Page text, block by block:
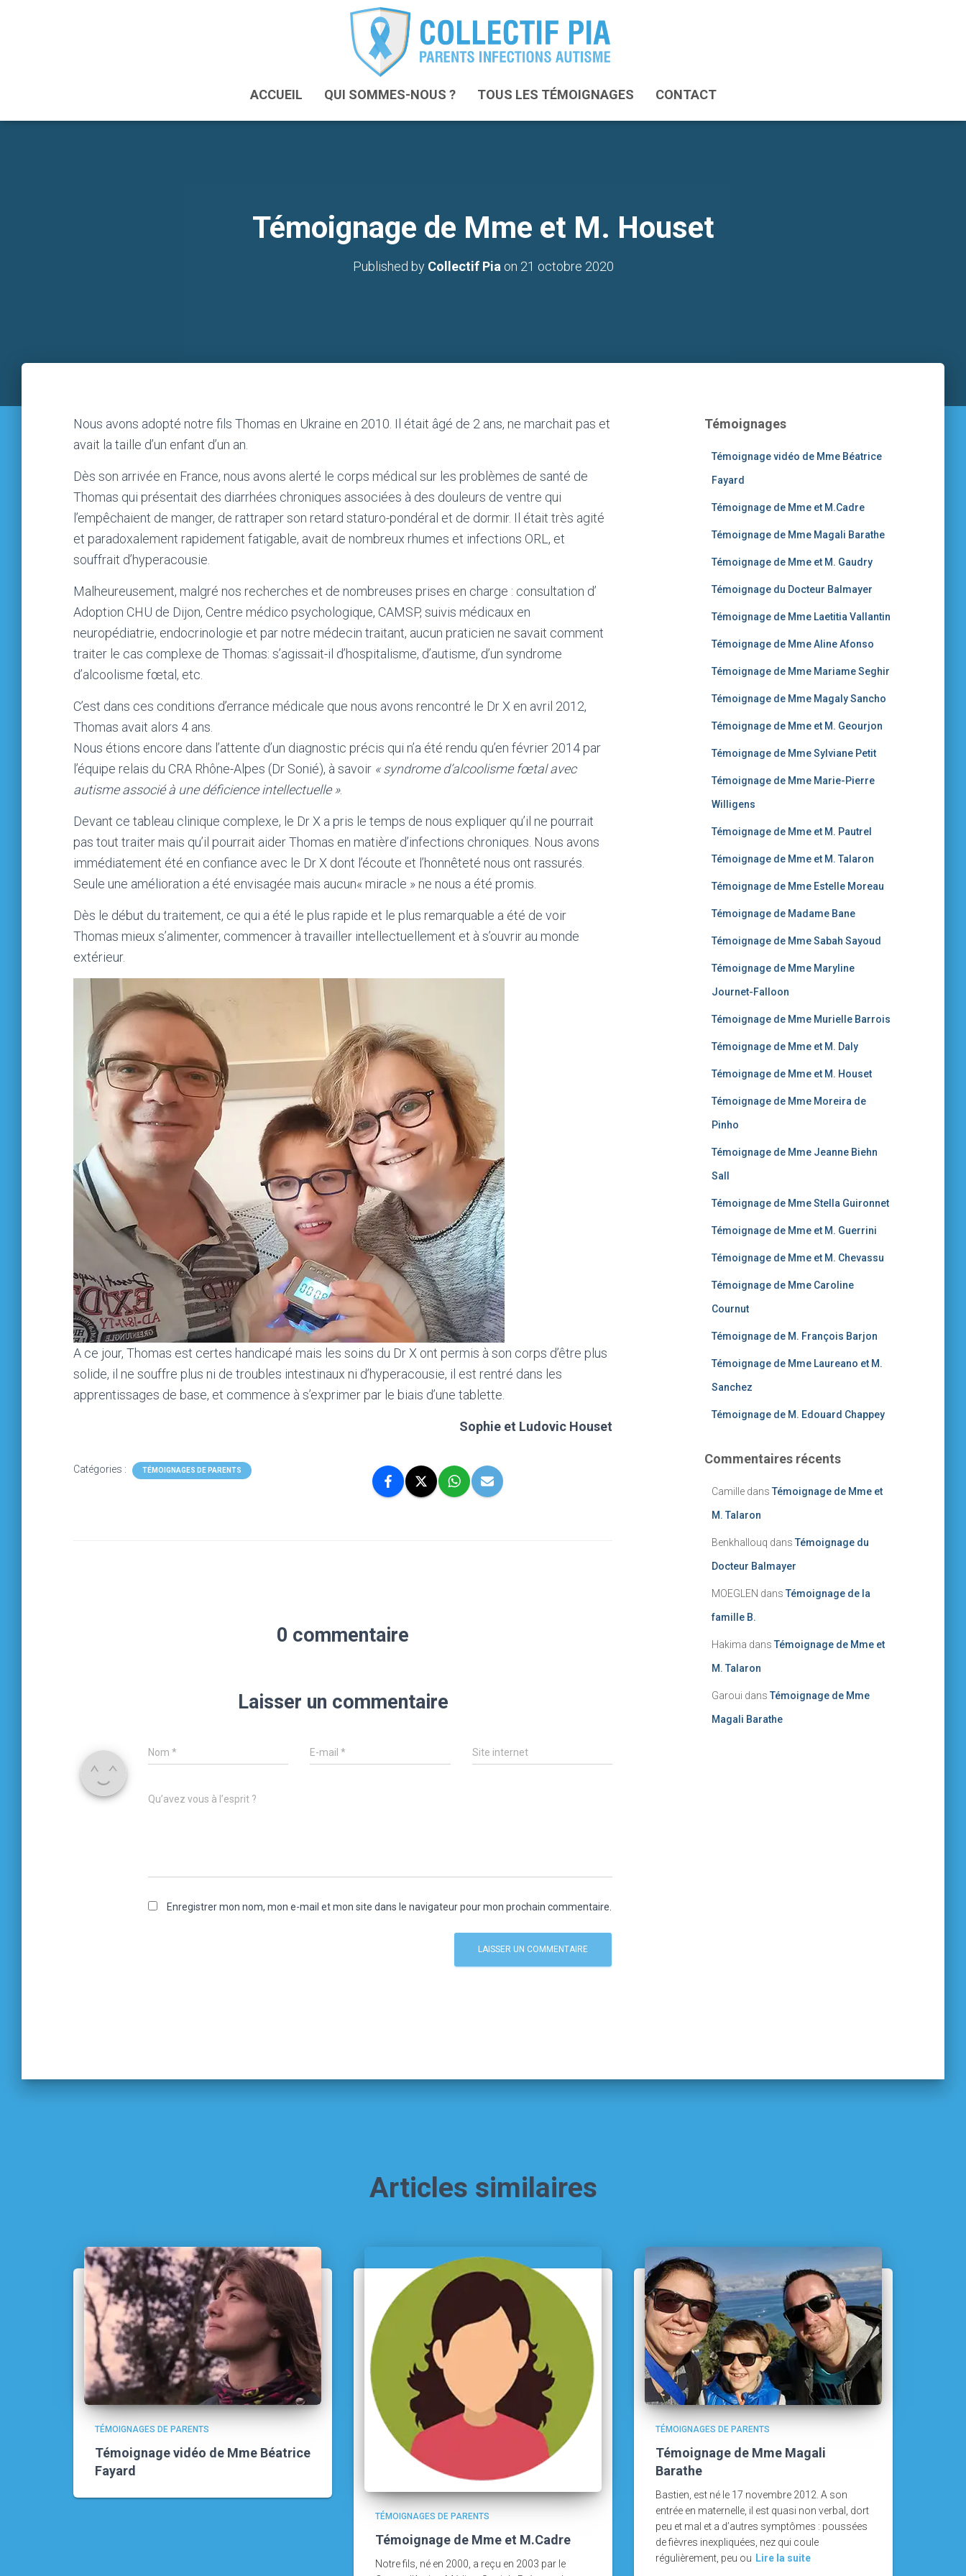
ACCUEIL QUI SOMMES-NOUS ? TOUS LES TÉMOIGNAGES CONTACT
Témoignage de Mme et M. Houset
Published by Collectif Piaon 21 octobre 2020
Nous avons adopté notre fils Thomas en Ukraine en 2010. Il était âgé de 2 ans, ne marchait pas et
avait la taille d’un enfant d’un an.
Dès son arrivée en France, nous avons alerté le corps médical sur les problèmes de santé de
Thomas qui présentait des diarrhées chroniques associées à des douleurs de ventre qui
l’empêchaient de manger, de rattraper son retard staturo-pondéral et de dormir. Il était très agité
et paradoxalement rapidement fatigable, avait de nombreux rhumes et infections ORL, et
souffrait d’hyperacousie.
Malheureusement, malgré nos recherches et de nombreuses prises en charge : consultation d’
Adoption CHU de Dijon, Centre médico psychologique, CAMSP, suivis médicaux en
neuropédiatrie, endocrinologie et par notre médecin traitant, aucun praticien ne savait comment
traiter le cas complexe de Thomas: s’agissait-il d’hospitalisme, d’autisme, d’un syndrome
d’alcoolisme fœtal, etc.
C’est dans ces conditions d’errance médicale que nous avons rencontré le Dr X en avril 2012,
Thomas avait alors 4 ans.
Nous étions encore dans l’attente d’un diagnostic précis qui n’a été rendu qu’en février 2014 par
l’équipe relais du CRA Rhône-Alpes (Dr Sonié), à savoir « syndrome d’alcoolisme fœtal avec
autisme associé à une déficience intellectuelle ».
Devant ce tableau clinique complexe, le Dr X a pris le temps de nous expliquer qu’il ne pourrait
pas tout traiter mais qu’il pourrait aider Thomas en matière d’infections chroniques. Nous avons
immédiatement été en confiance avec le Dr X dont l’écoute et l’honnêteté nous ont rassurés.
Seule une amélioration a été envisagée mais aucun« miracle » ne nous a été promis.
Dès le début du traitement, ce qui a été le plus rapide et le plus remarquable a été de voir
Thomas mieux s’alimenter, commencer à travailler intellectuellement et à s’ouvrir au monde
extérieur.
A ce jour, Thomas est certes handicapé mais les soins du Dr X ont permis à son corps d’être plus
solide, il ne souffre plus ni de troubles intestinaux ni d’hyperacousie, il est rentré dans les
apprentissages de base, et commence à s’exprimer par le biais d’une tablette.
Sophie et Ludovic Houset
Catégories : TÉMOIGNAGES DE PARENTS
0 commentaire
Laisser un commentaire
Nom * E-mail* Site internet
Qu’avez vous à l’esprit ?
Enregistrer mon nom, mon e-mail et mon site dans le navigateur pour mon prochain commentaire.
Témoignages
Témoignage vidéo de Mme Béatrice
Fayard
Témoignage de Mme et M.Cadre
Témoignage de Mme Magali Barathe
Témoignage de Mme et M. Gaudry
Témoignage du Docteur Balmayer
Témoignage de Mme Laetitia Vallantin
Témoignage de Mme Aline Afonso
Témoignage de Mme Mariame Seghir
Témoignage de Mme Magaly Sancho
Témoignage de Mme et M. Geourjon
Témoignage de Mme Sylviane Petit
Témoignage de Mme Marie-Pierre
Willigens
Témoignage de Mme et M. Pautrel
Témoignage de Mme et M. Talaron
Témoignage de Mme Estelle Moreau
Témoignage de Madame Bane
Témoignage de Mme Sabah Sayoud
Témoignage de Mme Maryline
Journet-Falloon
Témoignage de Mme Murielle Barrois
Témoignage de Mme et M. Daly
Témoignage de Mme et M. Houset
Témoignage de Mme Moreira de
Pinho
Témoignage de Mme Jeanne Biehn
Sall
Témoignage de Mme Stella Guironnet
Témoignage de Mme et M. Guerrini
Témoignage de Mme et M. Chevassu
Témoignage de Mme Caroline
Cournut
Témoignage de M. François Barjon
Témoignage de Mme Laureano et M.
Sanchez
Témoignage de M. Edouard Chappey
Commentaires récents
Camilledans Témoignage de Mme et
M. Talaron
Benkhallouq dans Témoignage du
Docteur Balmayer
MOEGLEN dans Témoignage de la
famille B.
Hakima dans Témoignage de Mme et
M. Talaron
Garoui dans Témoignage de Mme
Magali Barathe
Articles similaires
TÉMOIGNAGES DE PARENTS
Témoignage vidéo de Mme Béatrice
Fayard
TÉMOIGNAGES DE PARENTS
Témoignage de Mme et M.Cadre
Notre fils, né en 2000, a reçu en 2003 par le
TÉMOIGNAGES DE PARENTS
Témoignage de Mme Magali
Barathe
Bastien, est né le 17 novembre 2012. A son
entrée en maternelle, il est quasi non verbal, dort
peu et mal et a d’autres symptômes : poussées
de fièvres inexpliquées, nez qui coule
régulièrement, peu ou Lire la suite